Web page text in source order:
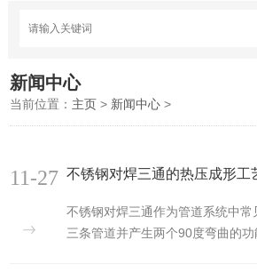
新闻中心
当前位置： 主页 > 新闻中心 >
不锈钢对焊三通的热压成形工
不锈钢对焊三通作为管道系统中
三条管道并产生两个90度弯曲的
11-27